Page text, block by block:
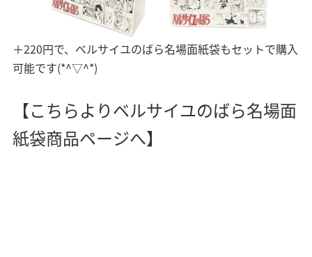
＋220円で、ベルサイユのばら名場面紙袋もセットで購入
可能です(*^▽^*)
【こちらよりベルサイユのばら名場面
紙袋商品ページへ】